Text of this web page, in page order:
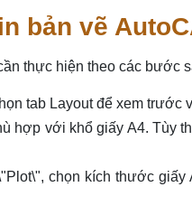
bản vẽ
thực hiện theo các bước
tab Layout để xem trước
hợp với khổ giấy A4. Tùy
chọn kích thước giấy